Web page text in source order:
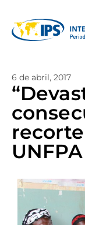
6 de abril, 2017
UNFPA